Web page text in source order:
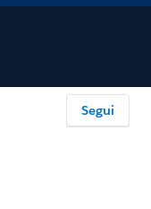
Segui